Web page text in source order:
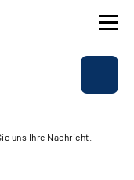
uns Ihre Nachricht.